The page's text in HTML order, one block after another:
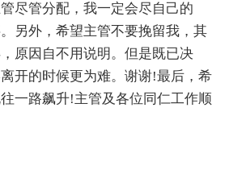
尽管分配，我一定会尽自己的
另外，希望主管不要挽留我，其
原因自不用说明。但是既已决
开的时候更为难。谢谢!最后，希
一路飙升!主管及各位同仁工作顺